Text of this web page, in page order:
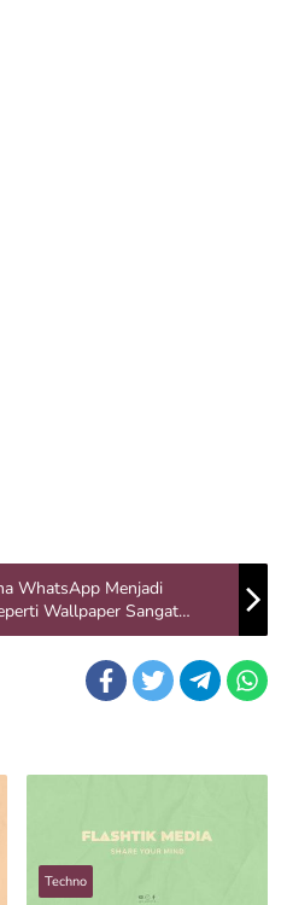
WhatsApp Menjadi
Wallpaper Sangat
Techno